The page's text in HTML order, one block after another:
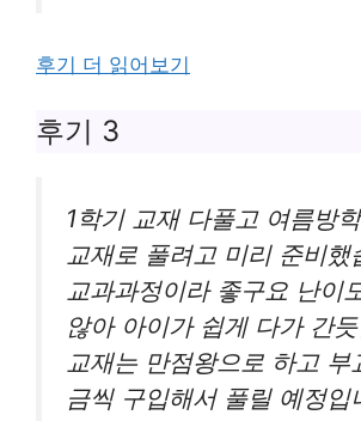
후기 더 읽어보기
후기 3
1학기 교재 다풀고 여름방
교재로 풀려고 미리 준비했
교과과정이라 좋구요 난이
않아 아이가 쉽게 다가 간
교재는 만점왕으로 하고 부
금씩 구입해서 풀릴 예정입